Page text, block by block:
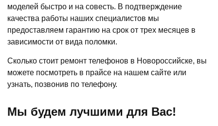
моделей быстро и на совесть. В подтверждение
качества работы наших специалистов мы
предоставляем гарантию на срок от трех месяцев в
зависимости от вида поломки.
Сколько стоит ремонт телефонов в Новороссийске, вы
можете посмотреть в прайсе на нашем сайте или
узнать, позвонив по телефону.
Мы будем лучшими для Вас!